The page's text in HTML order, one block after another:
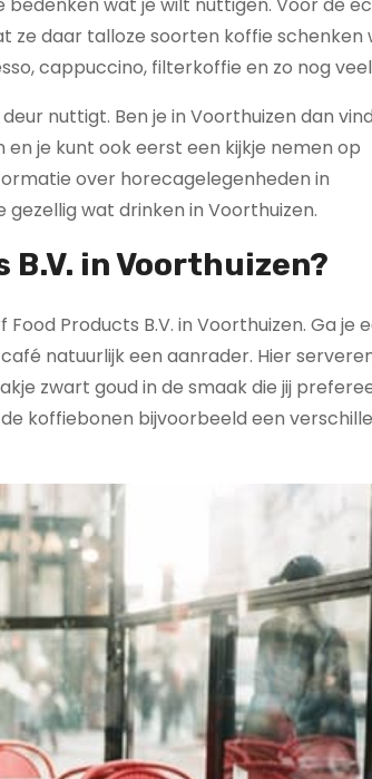
ze daar talloze soorten koffie schenken
cappuccino, filterkoffie en zo nog
nuttigt. Ben je in Voorthuizen dan
je kunt ook eerst een kijkje nemen op
over horecagelegenheden in
wat drinken in Voorthuizen.
B.V. in Voorthuizen?
Products B.V. in Voorthuizen. Ga je
natuurlijk een aanrader. Hier
zwart goud in de smaak die jij
koffiebonen bijvoorbeeld een